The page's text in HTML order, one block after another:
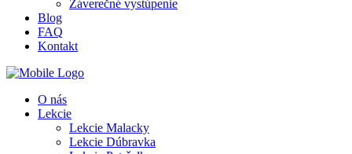
Záverečné vystúpenie
Blog
FAQ
Kontakt
O nás
Lekcie
Lekcie Malacky
Lekcie Dúbravka